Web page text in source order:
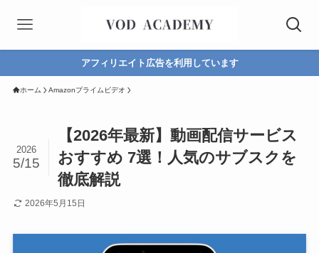
アフィリエイト広告を利用しています
ホーム Amazonプライムビデオ
【2026年最新】動画配信サービス
おすすめ 7選！人気のサブスクを
徹底解説
2026
5/15
2026年5月15日